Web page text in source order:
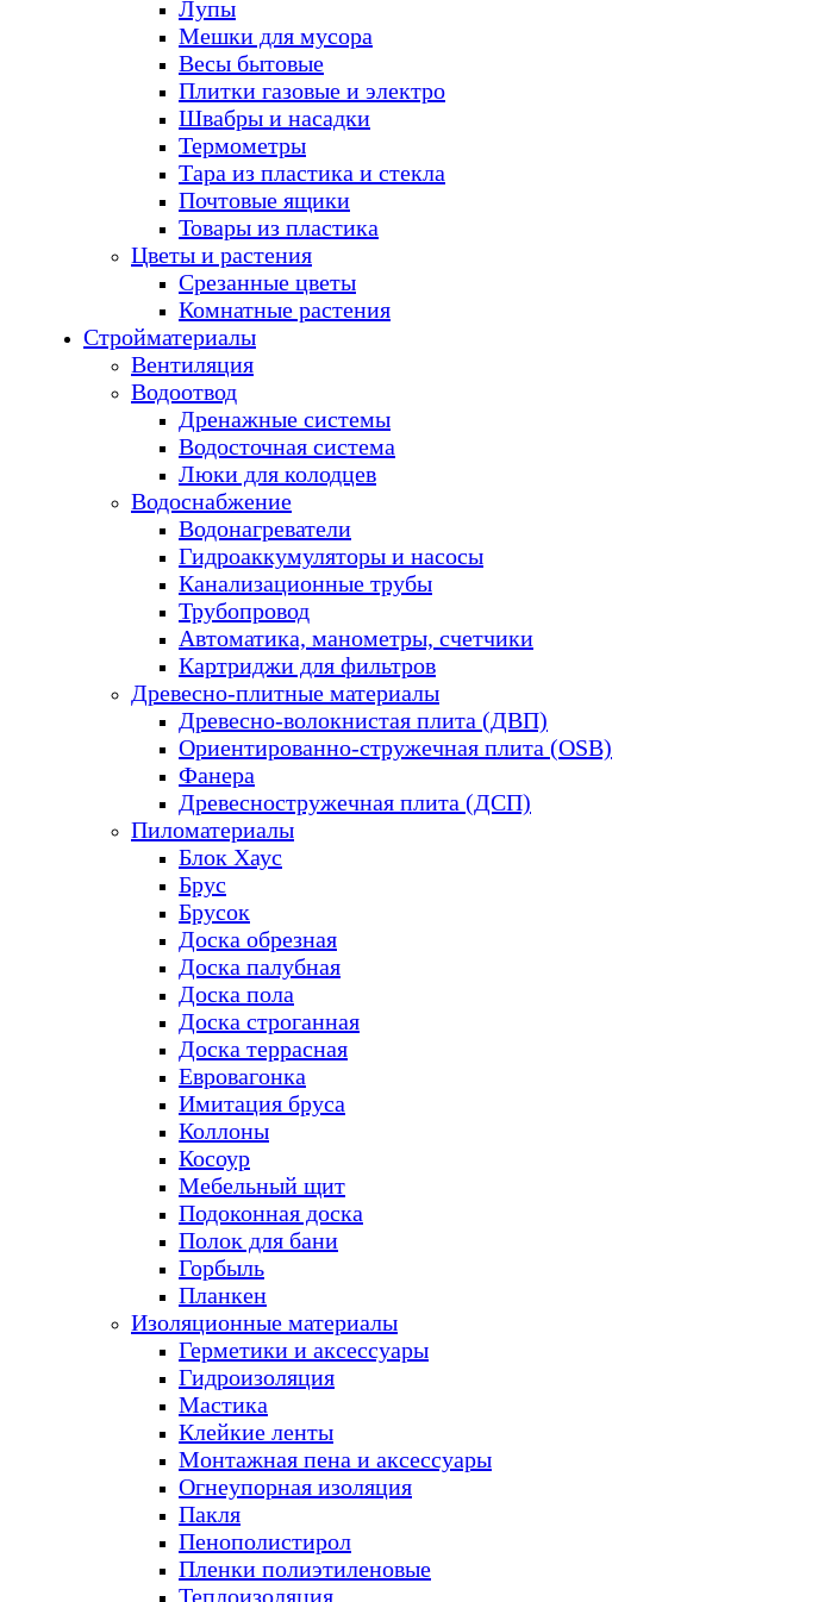
Лупы
Мешки для мусора
Весы бытовые
Плитки газовые и электро
Швабры и насадки
Термометры
Тара из пластика и стекла
Почтовые ящики
Товары из пластика
Цветы и растения
Срезанные цветы
Комнатные растения
Стройматериалы
Вентиляция
Водоотвод
Дренажные системы
Водосточная система
Люки для колодцев
Водоснабжение
Водонагреватели
Гидроаккумуляторы и насосы
Канализационные трубы
Трубопровод
Автоматика, манометры, счетчики
Картриджи для фильтров
Древесно-плитные материалы
Древесно-волокнистая плита (ДВП)
Ориентированно-стружечная плита (OSB)
Фанера
Древесностружечная плита (ДСП)
Пиломатериалы
Блок Хаус
Брус
Брусок
Доска обрезная
Доска палубная
Доска пола
Доска строганная
Доска террасная
Евровагонка
Имитация бруса
Коллоны
Косоур
Мебельный щит
Подоконная доска
Полок для бани
Горбыль
Планкен
Изоляционные материалы
Герметики и аксессуары
Гидроизоляция
Мастика
Клейкие ленты
Монтажная пена и аксессуары
Огнеупорная изоляция
Пакля
Пенополистирол
Пленки полиэтиленовые
Теплоизоляция